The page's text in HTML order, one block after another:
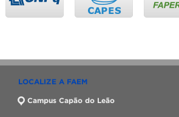
LOCALIZE A FAEM
Campus Capão do Leão